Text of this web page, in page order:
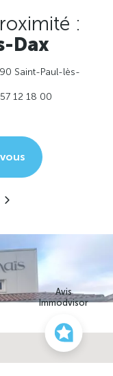
Avis
Immodvisor
terrain
:
Dax
Saint-Paul-lès-
12 18 00